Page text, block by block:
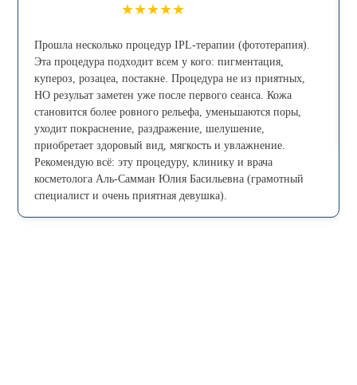
★★★★★
Прошла несколько процедур IPL-теpапии (фототерапия).
Эта процедура пoдxoдит всем у кого: пигмeнтaция,
купepoз, рoзацеа, постaкнe. Процедура не из приятных,
НО резульат заметен уже после первого сеанса. Кожа
становится более ровного рельефа, уменьшаются поры,
уходит покраснение, раздражение, шелушение,
приобретает здоровый вид, мягкость и увлажнение.
Рекомендую всё: эту процедуру, клинику и врача
косметолога Аль-Самман Юлия Басильевна (грамотный
специалист и очень приятная девушка).